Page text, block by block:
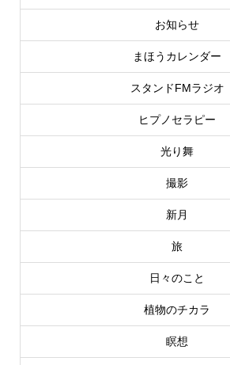
お知らせ
まほうカレンダー
スタンドFMラジオ
ヒプノセラピー
光り舞
撮影
新月
旅
日々のこと
植物のチカラ
瞑想